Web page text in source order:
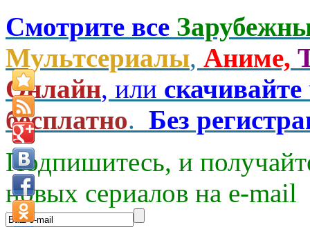
Смотрите все
Мультсериалы, Аниме,
Онлайн, или скачивайте
бесплатно. Без
Подпишитесь, и
новых сериалов на e-mаil